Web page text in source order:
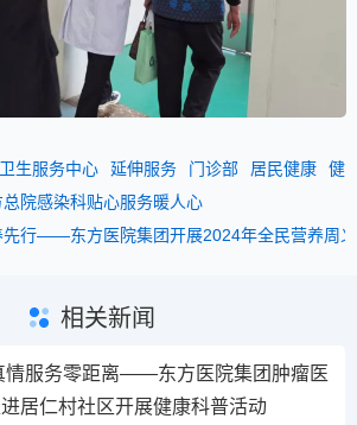
生服务中心 延伸服务 门诊部 居民健康
健
院感染科贴心服务暖人心
先行——东方医院集团开展2024年全民营养周
相关新闻
情服务零距离——东方医院集团肿瘤医
居仁村社区开展健康科普活动